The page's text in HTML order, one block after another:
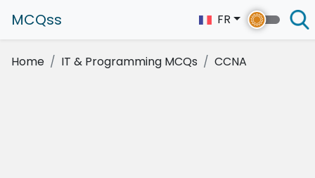
MCQss FR
Home IT & Programming MCQs CCNA